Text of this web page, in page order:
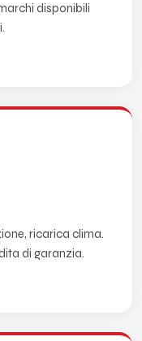
disponibili
ricarica clima.
di garanzia.